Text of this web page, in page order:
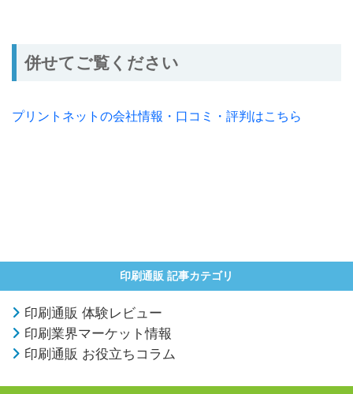
併せてご覧ください
プリントネットの会社情報・口コミ・評判はこちら
印刷通販 記事カテゴリ
印刷通販 体験レビュー
印刷業界マーケット情報
印刷通販 お役立ちコラム